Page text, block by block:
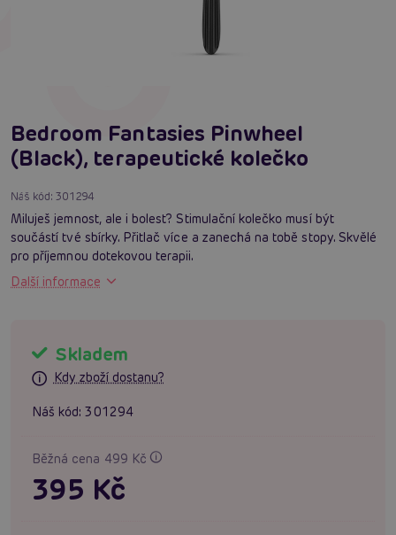
Bedroom Fantasies Pinwheel
(Black), terapeutické kolečko
Náš kód:301294
Miluješ jemnost, ale i bolest? Stimulační kolečko musí být
součástí tvé sbírky. Přitlač více a zanechá na tobě stopy. Skvělé
pro příjemnou dotekovou terapii.
Další informace
Skladem
Kdy zboží dostanu?
Náš kód: 301294
Běžná cena 499 Kč
395 Kč